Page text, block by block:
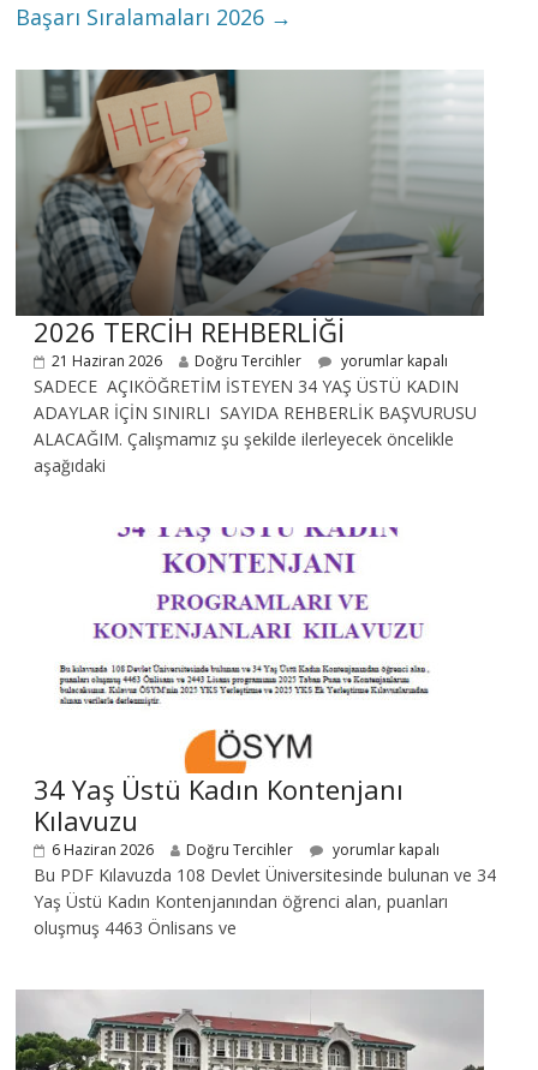
Başarı Sıralamaları 2026 →
2026 TERCİH REHBERLİĞİ
21 Haziran 2026 Doğru Tercihler yorumlar kapalı
SADECE AÇIKÖĞRETİM İSTEYEN 34 YAŞ ÜSTÜ KADIN
ADAYLAR İÇİN SINIRLI SAYIDA REHBERLİK BAŞVURUSU
ALACAĞIM. Çalışmamız şu şekilde ilerleyecek öncelikle
aşağıdaki
34 Yaş Üstü Kadın Kontenjanı
Kılavuzu
6 Haziran 2026 Doğru Tercihler yorumlar kapalı
Bu PDF Kılavuzda 108 Devlet Üniversitesinde bulunan ve 34
Yaş Üstü Kadın Kontenjanından öğrenci alan, puanları
oluşmuş 4463 Önlisans ve